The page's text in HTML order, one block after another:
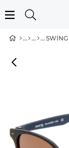
SWING